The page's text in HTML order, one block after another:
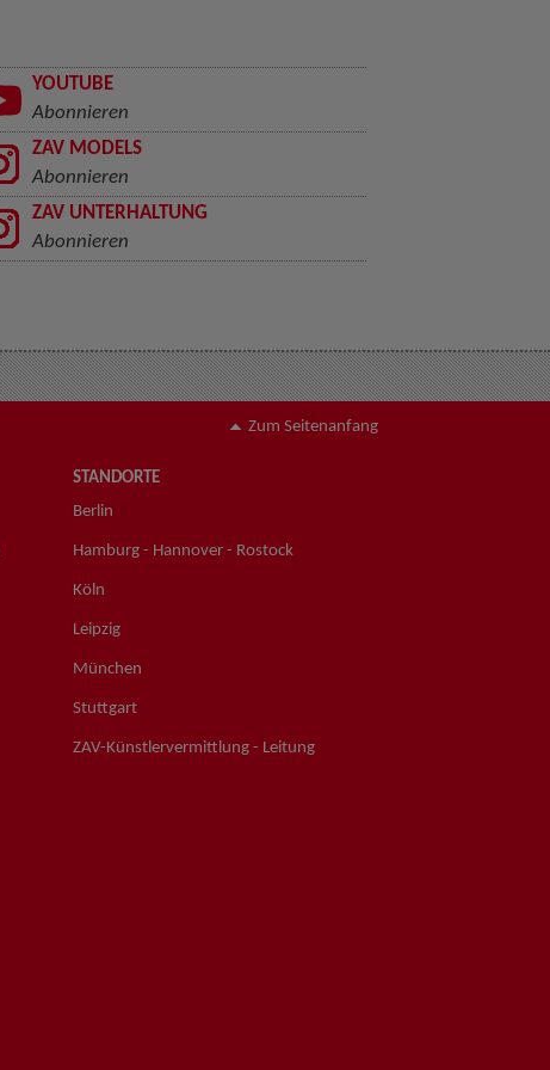
YOUTUBE
Abonnieren
ZAV MODELS
Abonnieren
ZAV UNTERHALTUNG
Abonnieren
Zum Seitenanfang
STANDORTE
Berlin
Hamburg - Hannover - Rostock
Köln
Leipzig
München
Stuttgart
ZAV-Künstlervermittlung - Leitung